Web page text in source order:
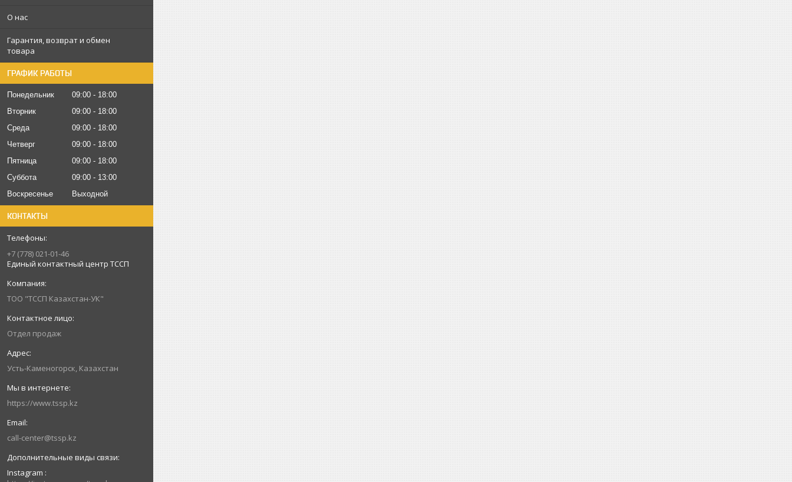
О нас
Гарантия, возврат и обмен
товара
ГРАФИК РАБОТЫ
Понедельник 09:00
18:00
Вторник
09:00
18:00
Среда
09:00
18:00
Четверг
09:00
18:00
Пятница
09:00
18:00
Суббота
09:00
13:00
Воскресенье
Выходной
КОНТАКТЫ
+7 (778) 021-01-46
Единый контактный центр ТССП
ТОО "ТССП Казахстан-УК"
Отдел продаж
Усть-Каменогорск, Казахстан
https://www.tssp.kz
call-center@tssp.kz
Instagram